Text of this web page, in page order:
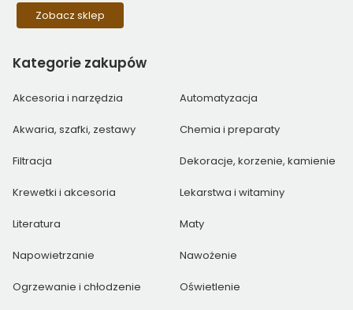
Zobacz sklep
Kategorie zakupów
Akcesoria i narzędzia Automatyzacja
Akwaria, szafki, zestawy Chemia i preparaty
Filtracja Dekoracje, korzenie, kamienie
Krewetki i akcesoria Lekarstwa i witaminy
Literatura Maty
Napowietrzanie Nawożenie
Ogrzewanie i chłodzenie Oświetlenie